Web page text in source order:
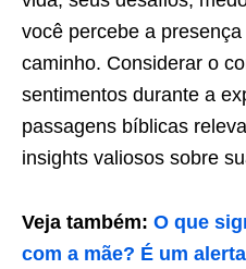
você percebe a
caminho. Considerar o
sentimentos durante a
passagens bíblicas
insights valiosos sobre
Veja também: O que
com a mãe? É um